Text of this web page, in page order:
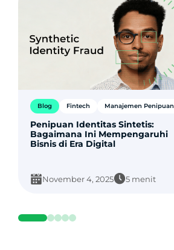
Blog Fintech Manajemen Penipuan
Penipuan Identitas Sintetis:
Bagaimana Ini Mempengaruhi
Bisnis di Era Digital
November 4, 2025 5 menit